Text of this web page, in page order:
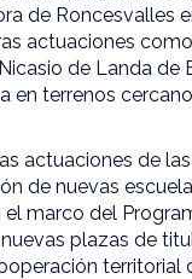
de Roncesvalles
actuaciones
de Landa
terrenos
actuaciones de
de nuevas
marco del
plazas de